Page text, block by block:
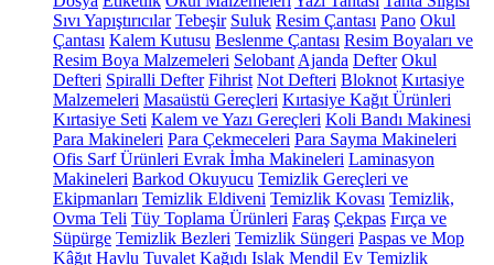
Sıvı Yapıştırıcılar Tebeşir Suluk Resim Çantası Pano Okul
Çantası Kalem Kutusu Beslenme Çantası Resim Boyaları ve
Resim Boya Malzemeleri Selobant Ajanda Defter Okul
Defteri Spiralli Defter Fihrist Not Defteri Bloknot Kırtasiye
Malzemeleri Masaüstü Gereçleri Kırtasiye Kağıt Ürünleri
Kırtasiye Seti Kalem ve Yazı Gereçleri Koli Bandı Makinesi
Para Makineleri Para Çekmeceleri Para Sayma Makineleri
Ofis Sarf Ürünleri Evrak İmha Makineleri Laminasyon
Makineleri Barkod Okuyucu Temizlik Gereçleri ve
Ekipmanları Temizlik Eldiveni Temizlik Kovası Temizlik,
Ovma Teli Tüy Toplama Ürünleri Faraş Çekpas Fırça ve
Süpürge Temizlik Bezleri Temizlik Süngeri Paspas ve Mop
Kâğıt Havlu Tuvalet Kağıdı Islak Mendil Ev Temizlik